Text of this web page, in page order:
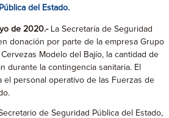
del Estado.
de 2020.-La Secretaría de Seguridad
donación por parte de la empresa Grupo
Modelo del Bajío, la cantidad de
durante la contingencia sanitaria. El
el personal operativo de las Fuerzas de
de Seguridad Pública del Estado,